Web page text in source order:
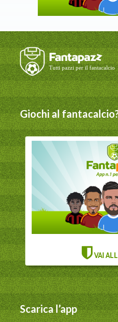
Giochi al
VAI
Scarica l’app